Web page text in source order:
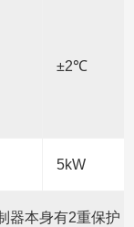
±2℃
5kW
器本身有2重保护